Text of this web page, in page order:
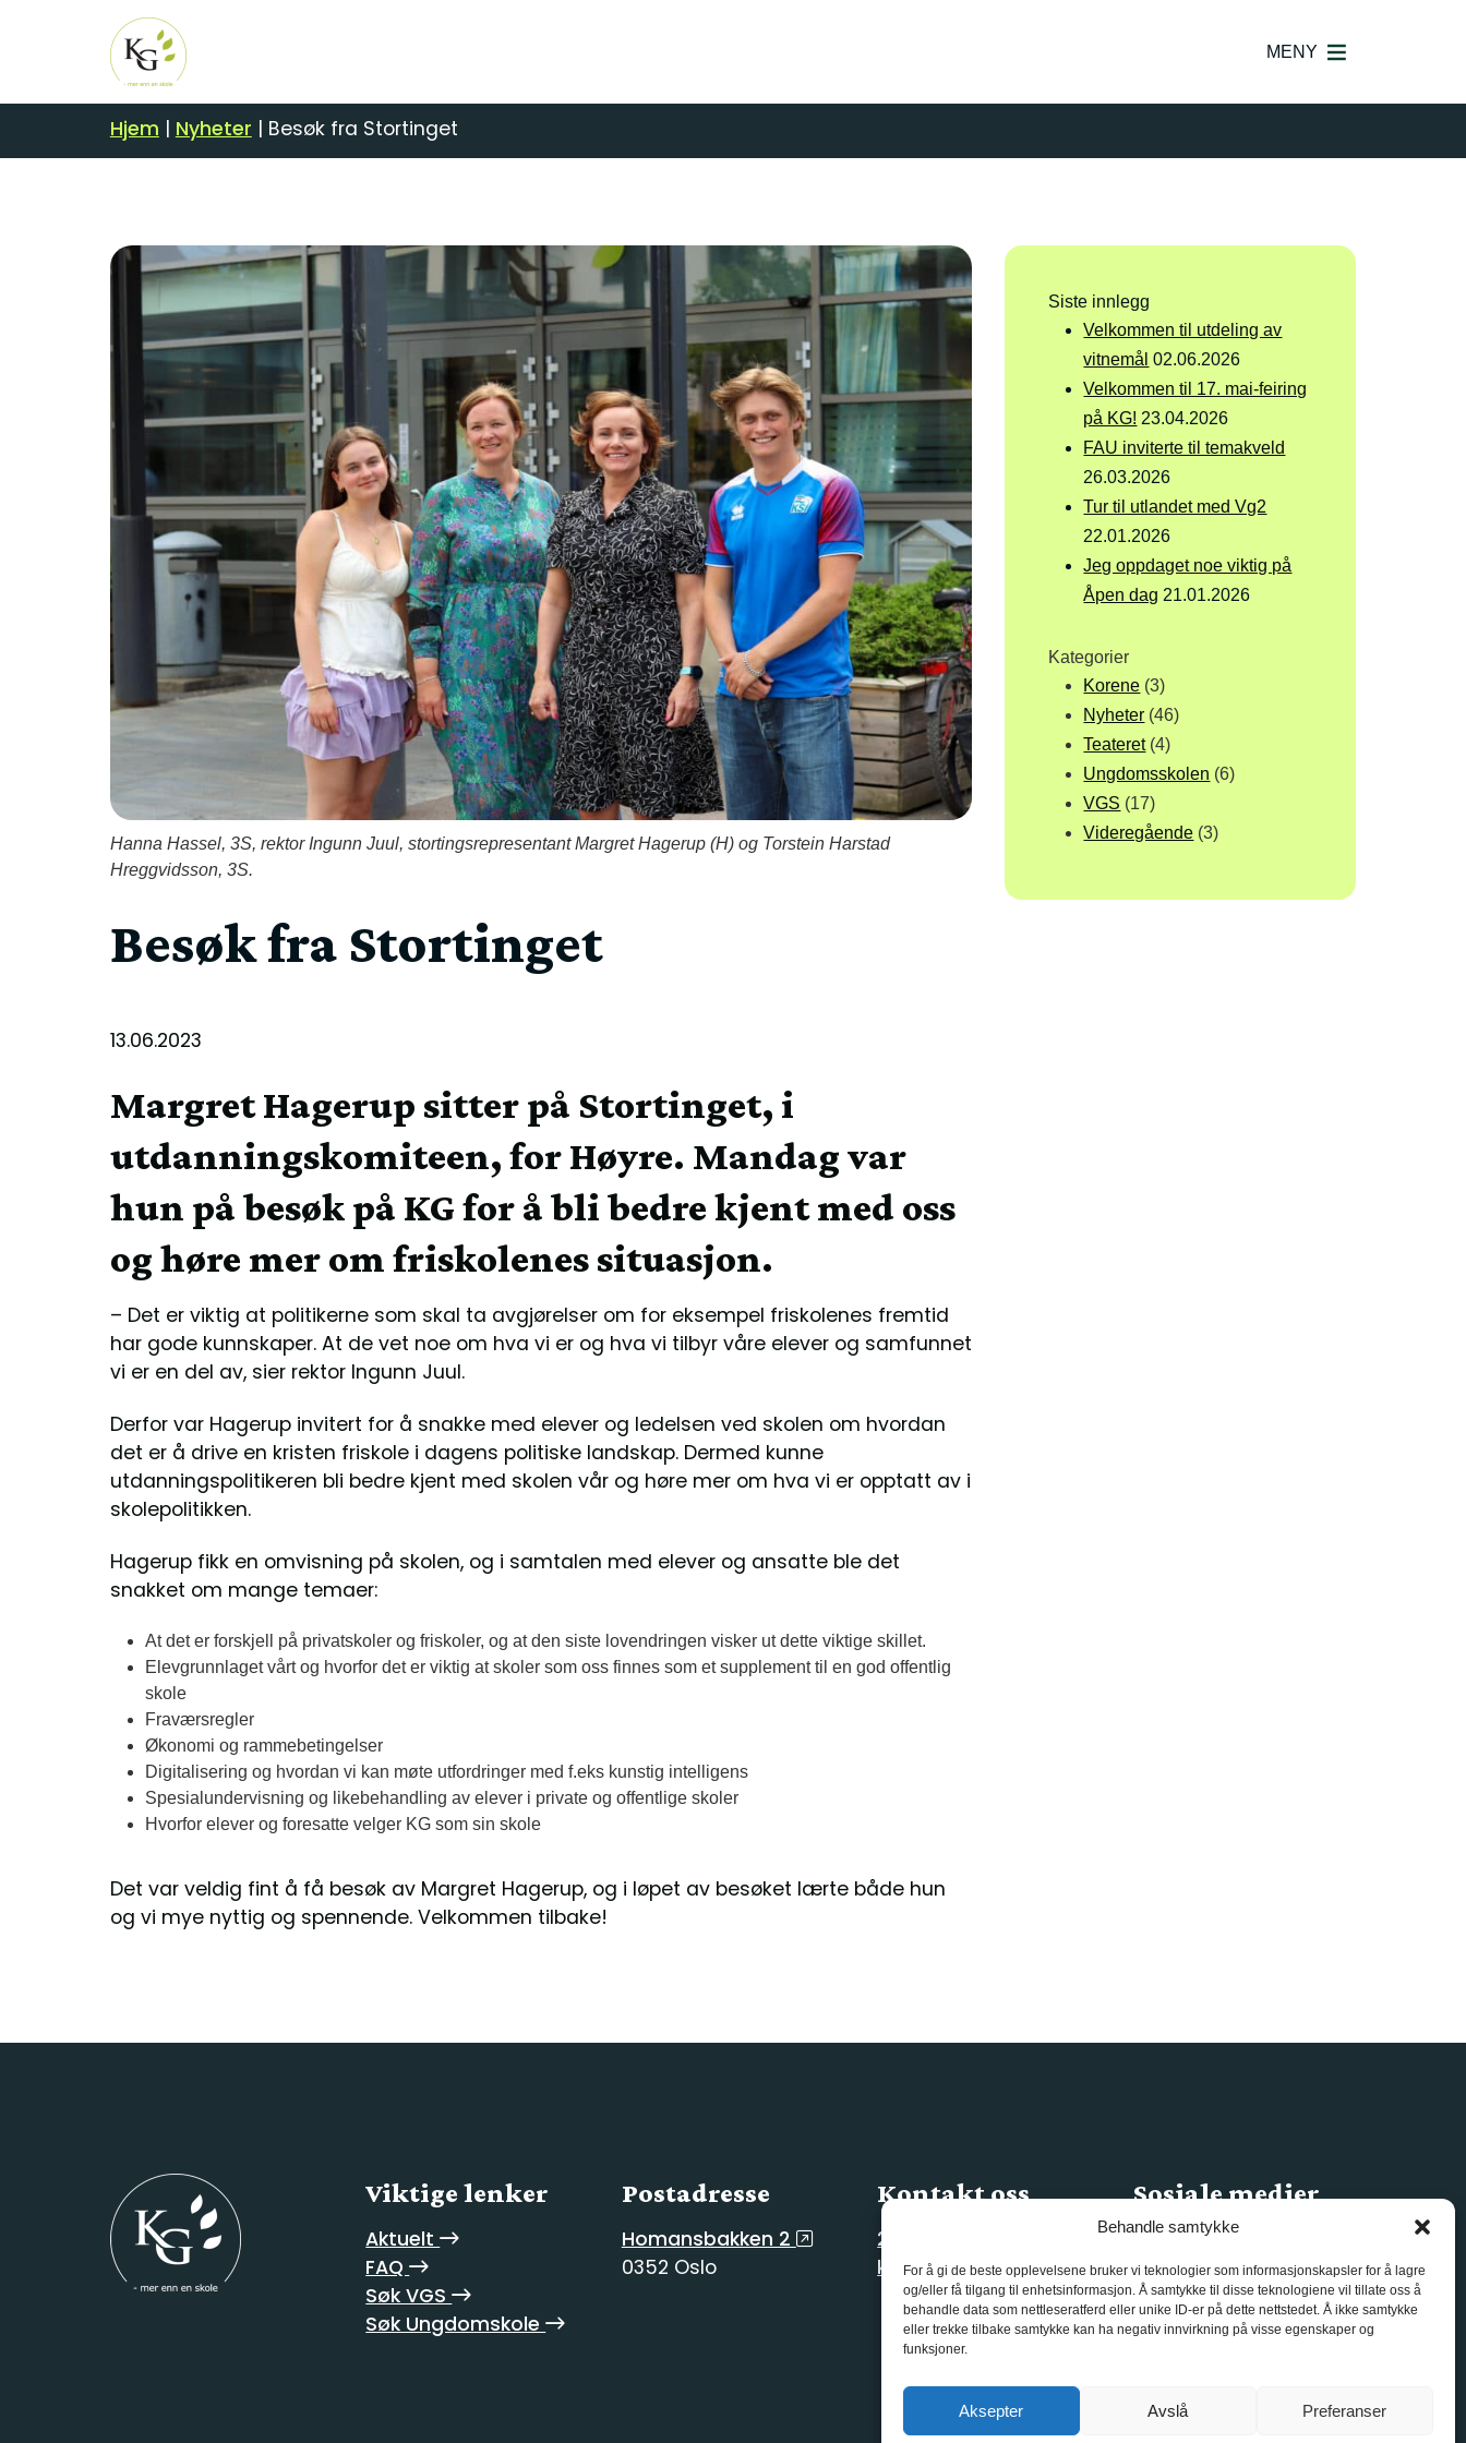
Behandle samtykke
For å gi de beste opplevelsene bruker vi teknologier som informasjonskapsler for å lagre
og/eller få tilgang til enhetsinformasjon. Å samtykke til disse teknologiene vil tillate oss å
behandle data som nettleseratferd eller unike ID-er på dette nettstedet. Å ikke samtykke
eller trekke tilbake samtykke kan ha negativ innvirkning på visse egenskaper og
funksjoner.
Aksepter Avslå Preferanser
MENY
Hjem | Nyheter | Besøk fra Stortinget
Hanna Hassel, 3S, rektor Ingunn Juul, stortingsrepresentant Margret Hagerup (H) og Torstein Harstad
Hreggvidsson, 3S.
Besøk fra Stortinget
13.06.2023
Margret Hagerup sitter på Stortinget, i
utdanningskomiteen, for Høyre. Mandag var
hun på besøk på KG for å bli bedre kjent med oss
og høre mer om friskolenes situasjon.
– Det er viktig at politikerne som skal ta avgjørelser om for eksempel friskolenes fremtid
har gode kunnskaper. At de vet noe om hva vi er og hva vi tilbyr våre elever og samfunnet
vi er en del av, sier rektor Ingunn Juul.
Derfor var Hagerup invitert for å snakke med elever og ledelsen ved skolen om hvordan
det er å drive en kristen friskole i dagens politiske landskap. Dermed kunne
utdanningspolitikeren bli bedre kjent med skolen vår og høre mer om hva vi er opptatt av i
skolepolitikken.
Hagerup fikk en omvisning på skolen, og i samtalen med elever og ansatte ble det
snakket om mange temaer:
At det er forskjell på privatskoler og friskoler, og at den siste lovendringen visker ut dette viktige skillet.
Elevgrunnlaget vårt og hvorfor det er viktig at skoler som oss finnes som et supplement til en god offentlig
skole
Fraværsregler
Økonomi og rammebetingelser
Digitalisering og hvordan vi kan møte utfordringer med f.eks kunstig intelligens
Spesialundervisning og likebehandling av elever i private og offentlige skoler
Hvorfor elever og foresatte velger KG som sin skole
Det var veldig fint å få besøk av Margret Hagerup, og i løpet av besøket lærte både hun
og vi mye nyttig og spennende. Velkommen tilbake!
Siste innlegg
Velkommen til utdeling av
vitnemål 02.06.2026
Velkommen til 17. mai-feiring
på KG! 23.04.2026
FAU inviterte til temakveld
26.03.2026
Tur til utlandet med Vg2
22.01.2026
Jeg oppdaget noe viktig på
Åpen dag 21.01.2026
Kategorier
Korene (3)
Nyheter (46)
Teateret(4)
Ungdomsskolen (6)
VGS (17)
Videregående (3)
Viktige lenker
Aktuelt
FAQ
Søk VGS
Søk Ungdomskole
Postadresse
Homansbakken 2
0352 Oslo
Kontakt oss
21 55 10 00
kg@kgvgs.no
Sosiale medier